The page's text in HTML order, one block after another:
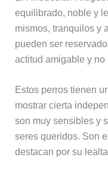
equilibrado, noble y
mismos, tranquilos y
pueden ser
actitud amigable y
Estos perros tienen
mostrar cierta
son muy sensibles y
seres queridos. Son
destacan por su